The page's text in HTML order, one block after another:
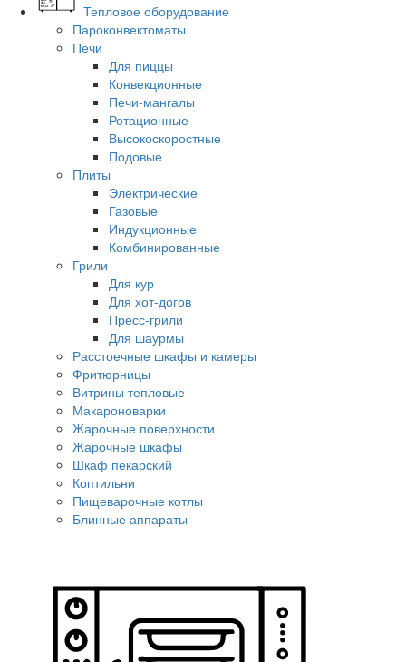
Тепловое оборудование
Пароконвектоматы
Печи
Для пиццы
Конвекционные
Печи-мангалы
Ротационные
Высокоскоростные
Подовые
Плиты
Электрические
Газовые
Индукционные
Комбинированные
Грили
Для кур
Для хот-догов
Пресс-грили
Для шаурмы
Расстоечные шкафы и камеры
Фритюрницы
Витрины тепловые
Макароноварки
Жарочные поверхности
Жарочные шкафы
Шкаф пекарский
Коптильни
Пищеварочные котлы
Блинные аппараты